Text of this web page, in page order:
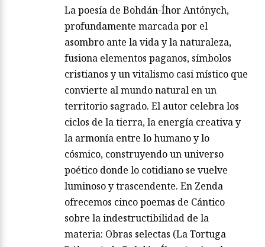
La poesía de Bohdán-Íhor Antónych,
profundamente marcada por el
asombro ante la vida y la naturaleza,
fusiona elementos paganos, símbolos
cristianos y un vitalismo casi místico que
convierte al mundo natural en un
territorio sagrado. El autor celebra los
ciclos de la tierra, la energía creativa y
la armonía entre lo humano y lo
cósmico, construyendo un universo
poético donde lo cotidiano se vuelve
luminoso y trascendente. En Zenda
ofrecemos cinco poemas de Cántico
sobre la indestructibilidad de la
materia: Obras selectas (La Tortuga